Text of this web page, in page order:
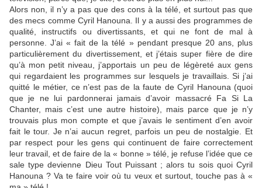
Alors non, il n’y a pas que des cons à la télé, et surtout pas que
des mecs comme Cyril Hanouna. Il y a aussi des programmes de
qualité, instructifs ou divertissants, et qui ne font de mal à
personne. J’ai « fait de la télé » pendant presque 20 ans, plus
particulièrement du divertissement, et j’étais super fière de dire
qu’à mon petit niveau, j’apportais un peu de légèreté aux gens
qui regardaient les programmes sur lesquels je travaillais. Si j’ai
quitté le métier, ce n’est pas de la faute de Cyril Hanouna (quoi
que je ne lui pardonnerai jamais d’avoir massacré Fa Si La
Chanter, mais c’est une autre histoire), mais parce que je n’y
trouvais plus mon compte et que j’avais le sentiment d’en avoir
fait le tour. Je n’ai aucun regret, parfois un peu de nostalgie. Et
par respect pour les gens qui continuent de faire correctement
leur travail, et de faire de la « bonne » télé, je refuse l’idée que ce
sale type devienne Dieu Tout Puissant ; alors tu sois quoi Cyril
Hanouna ? Va te faire voir où tu veux et surtout, touche pas à «